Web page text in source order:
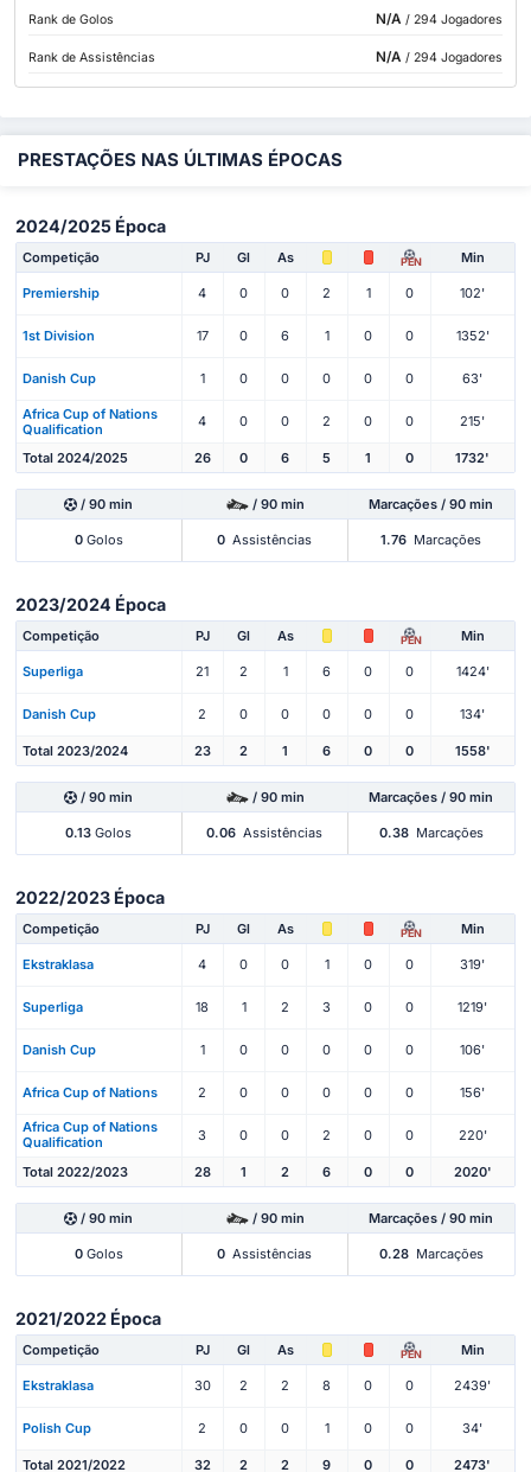
Rank de Golos
N/A / 294 Jogadores
Rank de Assistências N/A / 294 Jogadores
PRESTAÇÕES NAS ÚLTIMAS ÉPOCAS
2024/2025 Época
Competição PJ Gl As PEN Min
Premiership 4 0 0 2 1 0 102'
1st Division 17 0 6 1 0 0 1352'
Danish Cup 1 0 0 0 0 0 63'
Africa Cup of Nations
Qualification
4 0 0 2 0 0 215'
Total 2024/2025 26 0 6 5 1 0 1732'
/ 90 min / 90 min Marcações / 90 min
0Golos 0 Assistências 1.76 Marcações
2023/2024 Época
Competição PJ Gl As PEN Min
Superliga 21 2 1 6 0 0 1424'
Danish Cup 2 0 0 0 0 0 134'
Total 2023/2024 23 2 1 6 0 0 1558'
/ 90 min / 90 min Marcações / 90 min
0.13 Golos 0.06 Assistências 0.38 Marcações
2022/2023 Época
Competição PJ Gl As PEN Min
Ekstraklasa 4 0 0 1 0 0 319'
Superliga 18 1 2 3 0 0 1219'
Danish Cup 1 0 0 0 0 0 106'
Africa Cup of Nations 2 0 0 0 0 0 156'
Africa Cup of Nations
Qualification
3 0 0 2 0 0 220'
Total 2022/2023 28 1 2 6 0 0 2020'
/ 90 min / 90 min Marcações / 90 min
0Golos 0 Assistências 0.28 Marcações
2021/2022 Época
Competição PJ Gl As PEN Min
Ekstraklasa 30 2 2 8 0 0 2439'
Polish Cup 2 0 0 1 0 0 34'
Total 2021/2022 32 2 2 9 0 0 2473'